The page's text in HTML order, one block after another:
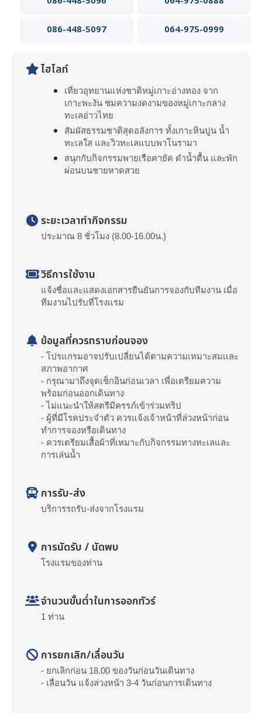
086-448-5097 064-975-0999
ไฮไลท์
เที่ยวอุทยานแห่งชาติหมู่เกาะอ่างทอง จาก
เกาะพะงัน ชมความงดงามของหมู่เกาะกลาง
ทะเลอ่าวไทย
สัมผัสธรรมชาติสุดอลังการ ทั้งเกาะหินปูน น้ำ
ทะเลใส และวิวทะเลแบบพาโนรามา
สนุกกับกิจกรรมพายเรือคายัค ดำน้ำตื้น และพัก
ผ่อนบนชายหาดสวย
ระยะเวลาทำกิจกรรม
ประมาณ 8 ชั่วโมง (8.00-16.00น.)
วิธีการใช้งาน
แจ้งชื่อและแสดงเอกสารยืนยันการจองกับทีมงาน เมื่อ
ทีมงานไปรับที่โรงแรม
ข้อมูลที่ควรทราบก่อนจอง
- โปรแกรมอาจปรับเปลี่ยนได้ตามความเหมาะสมเเละ
สภาพอากาศ
- กรุณามาถึงจุดเช็กอินก่อนเวลา เพื่อเตรียมความ
พร้อมก่อนออกเดินทาง
- ไม่แนะนำให้สตรีมีครรภ์เข้าร่วมทริป
- ผู้ที่มีโรคประจำตัว ควรแจ้งเจ้าหน้าที่ล่วงหน้าก่อน
ทำการจองหรือเดินทาง
- ควรเตรียมเสื้อผ้าที่เหมาะกับกิจกรรมทางทะเลและ
การเล่นน้ำ
การรับ-ส่ง
บริการรถรับ-ส่งจากโรงแรม
การนัดรับ / นัดพบ
โรงแรมของท่าน
จำนวนขั้นต่ำในการออกทัวร์
1 ท่าน
การยกเลิก/เลื่อนวัน
- ยกเลิกก่อน 18.00 ของวันก่อนวันเดินทาง
- เลื่อนวัน แจ้งล่วงหน้า 3-4 วันก่อนการเดินทาง